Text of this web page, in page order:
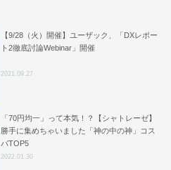
【9/28（火）開催】ユーザック、「DXレポー
ト2徹底討論Webinar」開催
2021.09.27
「70円均一」って本気！？【シャトレーゼ】
勝手に集めちゃいました「神の中の神」コス
パTOP5
2022.01.30